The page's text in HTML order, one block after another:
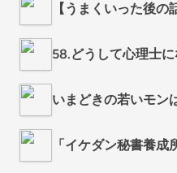
【うまくいった後
58.どうして心理士
いまどきの若いモン
「イケダン秘書養成